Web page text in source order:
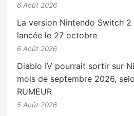
6 Août 2026
La version Nintendo Switch
lancée le 27 octobre
6 Août 2026
Diablo IV pourrait sortir sur
mois de septembre 2026,
RUMEUR
5 Août 2026